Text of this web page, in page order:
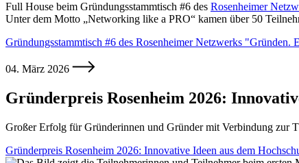
Full House beim Gründungsstammtisch #6 des Rosenheimer
Unter dem Motto „Networking like a PRO“ kamen über 50
Gründungsstammtisch #6 des Rosenheimer Netzwerks "Gründen.
04. März 2026
Gründerpreis Rosenheim 2026:
Großer Erfolg für Gründerinnen und Gründer mit Verbindung zur
Gründerpreis Rosenheim 2026: Innovative Ideen aus dem